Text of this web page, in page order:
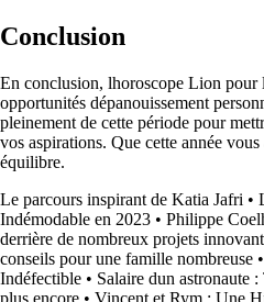
Conclusion
En conclusion, lhoroscope Lion pour
opportunités dépanouissement
pleinement de cette période pour
vos aspirations. Que cette année
équilibre.
Le parcours inspirant de Katia Jafri •
Indémodable en 2023 • Philippe
derrière de nombreux projets
conseils pour une famille nombreuse •
Indéfectible • Salaire dun astronaute
plus encore • Vincent et Rym : Une